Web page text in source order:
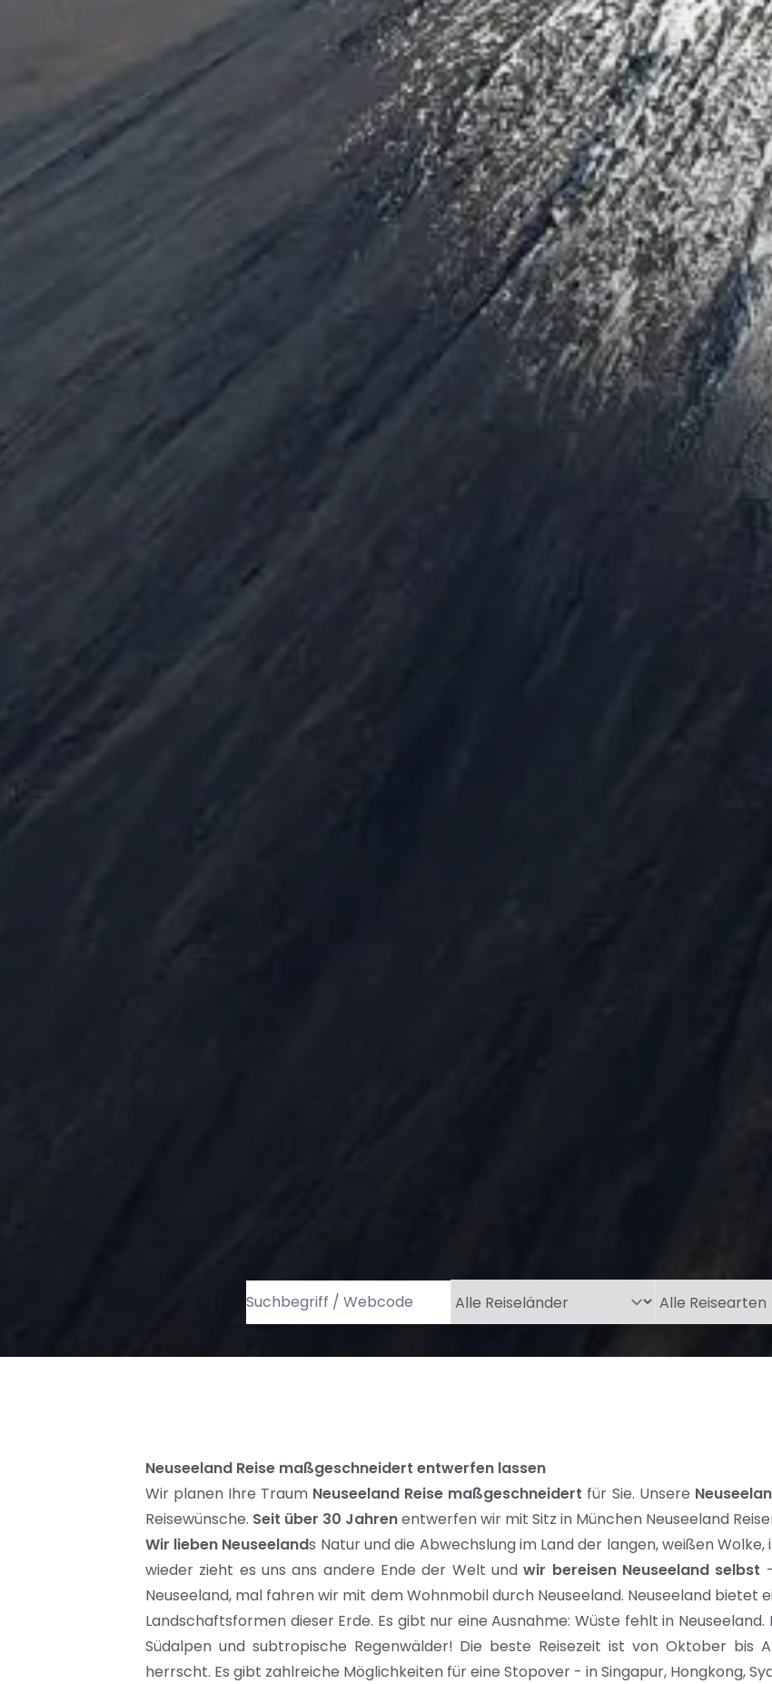
Neuseeland Reise maßgeschneidert entwerfen lassen
Wir planen Ihre Traum Neuseeland Reise maßgeschneidert für Sie. Unsere
Reisewünsche. Seit über 30 Jahrenentwerfen wir mit Sitz in München Neuseeland
Wir lieben Neuseelands Natur und die Abwechslung im Land der langen, weißen
wieder zieht es uns ans andere Ende der Welt undwir bereisen Neuseeland selbst
Neuseeland, mal fahren wir mit demWohnmobil durch Neuseeland. Neuseeland bietet
Landschaftsformen dieser Erde. Es gibt nur eine Ausnahme: Wüste fehlt in Neuseeland.
Südalpen und subtropische Regenwälder! Die beste Reisezeit ist von Oktober bis
herrscht. Es gibt zahlreiche Möglichkeiten für eine Stopover - in Singapur, Hongkong,